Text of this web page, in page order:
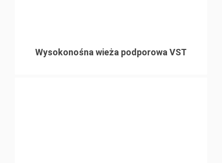
Wysokonośna wieża podporowa VST